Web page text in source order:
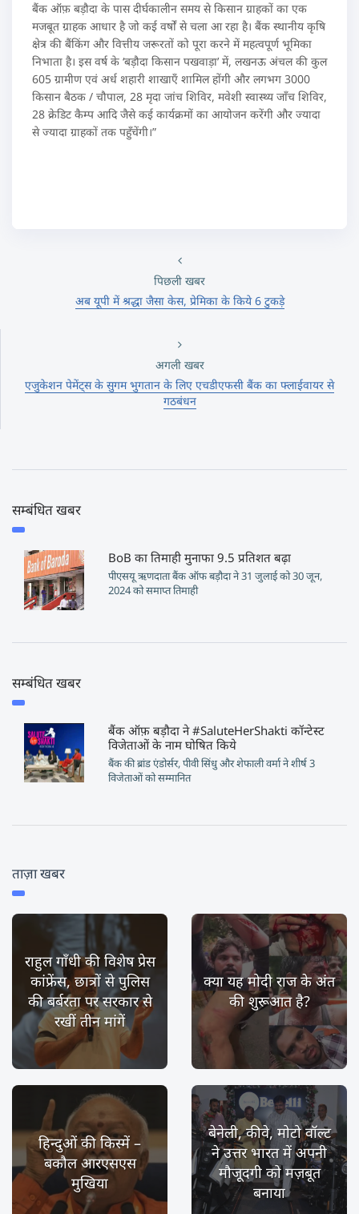
बैंक ऑफ़ बड़ौदा के पास दीर्घकालीन समय से किसान ग्राहकों का एक
मजबूत ग्राहक आधार है जो कई वर्षों से चला आ रहा है। बैंक स्थानीय कृषि
क्षेत्र की बैंकिंग और वित्तीय जरूरतों को पूरा करने में महत्वपूर्ण भूमिका
निभाता है। इस वर्ष के ‘बड़ौदा किसान पखवाड़ा’ में, लखनऊ अंचल की कुल
605 ग्रामीण एवं अर्ध शहारी शाखाएँ शामिल होंगी और लगभग 3000
किसान बैठक / चौपाल, 28 मृदा जांच शिविर, मवेशी स्वास्थ्य जाँच शिविर,
28 क्रेडिट कैम्प आदि जैसे कई कार्यक्रमों का आयोजन करेंगी और ज्यादा
से ज्यादा ग्राहकों तक पहुँचेंगी।”
पिछली खबर
अब यूपी में श्रद्धा जैसा केस, प्रेमिका के किये 6 टुकड़े
अगली खबर
एजुकेशन पेमेंट्स के सुगम भुगतान के लिए एचडीएफसी बैंक का फ्लाईवायर से
गठबंधन
सम्बंधित खबर
BoB का तिमाही मुनाफा 9.5 प्रतिशत बढ़ा
पीएसयू ऋणदाता बैंक ऑफ बड़ौदा ने 31 जुलाई को 30 जून,
2024 को समाप्त तिमाही
सम्बंधित खबर
बैंक ऑफ़ बड़ौदा ने #SaluteHerShakti कॉन्टेस्ट
विजेताओं के नाम घोषित किये
बैंक की ब्रांड एंडोर्सर, पीवी सिंधु और शेफाली वर्मा ने शीर्ष 3
विजेताओं को सम्मानित
ताज़ा खबर
राहुल गाँधी की विशेष प्रेस
कांफ्रेंस, छात्रों से पुलिस
की बर्बरता पर सरकार से
रखीं तीन मांगें
क्या यह मोदी राज के अंत
की शुरूआत है?
हिन्दुओं की किस्में –
बकौल आरएसएस
मुखिया
बेनेली, कीवे, मोटो वॉल्ट
ने उत्तर भारत में अपनी
मौजूदगी को मज़बूत
बनाया